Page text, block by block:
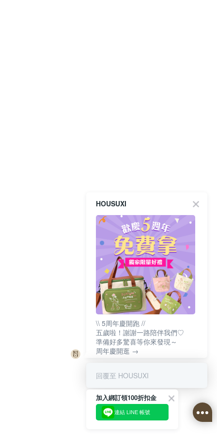
HOUSUXI
\\ 5周年慶開跑 //
五歲啦！謝謝一路陪伴我們♡
準備好多驚喜等你來發現～
周年慶開逛 →
回覆至 HOUSUXI
加入綁訂領100折扣金
連結 LINE 帳號